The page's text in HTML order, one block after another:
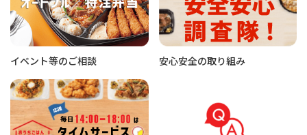
イベント等のご相談 安心安全の取り組み